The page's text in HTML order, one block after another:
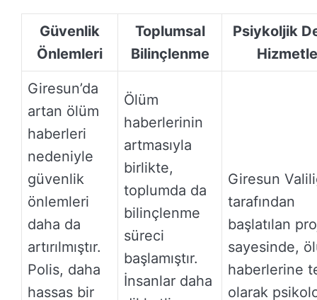
Güvenlik
Önlemleri
Toplumsal
Bilinçlenme
Psiykoljik
Giresun’da
artan ölüm
haberleri
nedeniyle
güvenlik
önlemleri
daha da
artırılmıştır.
Polis, daha
hassas bir
Ölüm
haberlerinin
artmasıyla
birlikte,
toplumda da
bilinçlenme
süreci
başlamıştır.
İnsanlar daha
Giresun
tarafından
başlatılan
sayesinde,
haberlerine
olarak